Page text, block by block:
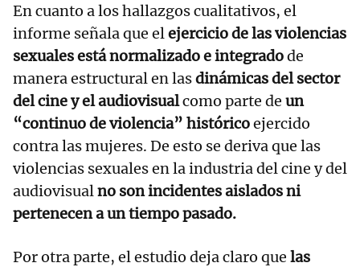
En cuanto a los hallazgos cualitativos, el
informe señala que elejercicio de las violencias
sexuales está normalizado e integradode
manera estructural en lasdinámicas del sector
del cine y el audiovisualcomo parte de un
“continuo de violencia” históricoejercido
contra las mujeres. De esto se deriva que las
violencias sexuales en la industria del cine y del
audiovisualno son incidentes aislados ni
pertenecen a un tiempo pasado.
Por otra parte, el estudio deja claro que las